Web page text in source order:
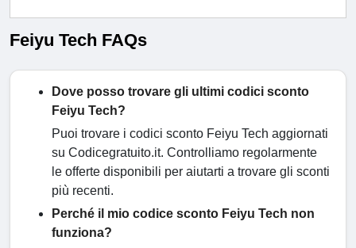
Feiyu Tech FAQs
Dove posso trovare gli ultimi codici sconto
Feiyu Tech?
Puoi trovare i codici sconto Feiyu Tech aggiornati
su Codicegratuito.it. Controlliamo regolarmente
le offerte disponibili per aiutarti a trovare gli sconti
più recenti.
Perché il mio codice sconto Feiyu Tech non
funziona?